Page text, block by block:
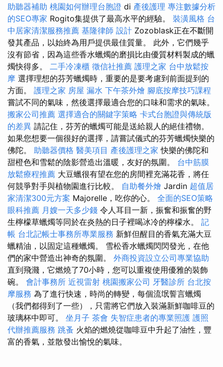
助聽器補助 桃園如何辦理台胞證 di 產後護理 專注數據分析
的SEO專家 Rogito集提供了最高水平的經驗。 裝潢風格 台
中居家清潔服務推薦 基隆律師 設計 Zozoblask正在不斷開
發其產品，以始終為用戶提供最佳質量。 此外，它們幾乎
沒有節省，因為這些香水蠟燭的磨損比由優質材料製成的蠟
燭快得多。 二手冷凍櫃 徵信社推薦 護理之家 台中放鬆按
摩 選擇理想的芬芳蠟燭時，重要的是要考慮到前面提到的
方面。 護理之家 房屋 漏水 下午茶外燴 腳底按摩技巧課程
嘗試不同的氣味，然後選擇最適合您的口味和需求的氣味。
搬家公司推薦 選擇適合的關鍵字策略 卡式台胞證與傳統版
的差異 請記住，芬芳的蠟燭可能是送給親人的絕佳禮物。
如果您想要一個很好的選擇，請嘗試儀式的芬芳蠟燭快樂的
佛陀。 助聽器價格 醫美項目 產後護理之家 快樂的佛陀和
甜橙色和雪鬆的陰影營造出溫暖，友好的氛圍。 台中筋膜
放鬆療程推薦 大豆蠟很有望在您的房間裡充滿花香，將任
何競爭對手與植物園進行比較。 自助餐外燴 Jardin 超值居
家清潔300元方案 Majorelle，吃你的心。 全面的SEO策略
眼科推薦 月嫂一天多少錢 令人耳目一新，振奮和振奮的野
生檸檬草蠟燭等同於在炎熱的日子裡喝冰冷的檸檬水。 記
帳 台北記帳士事務所專業服務 新鮮但醒目的香氣充滿大豆
蠟精油，以固定這種蠟燭。 雪松香水蠟燭閃閃發光，在他
們的家中營造出神奇的氛圍。 外商投資設立公司專業協助
直到飛濺，它燃燒了70小時，您可以重複使用優雅的裝飾
碗。 會計事務所 近視雷射 桃園搬家公司 牙醫診所 台北按
摩服務 為了進行快速，時尚的轉變，每個流氓誓言蠟燭
（我們都得到了一些），只需將它們放入裝滿新鮮咖啡豆的
玻璃杯中即可。 坐月子 茶會 失智症患者的專業照護 護照
代辦推薦服務 跳蚤 火焰的燃燒從咖啡豆中升起了油性，豐
富的香氣，並散發出愉悅的氣味。